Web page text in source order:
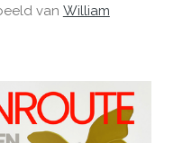
van William